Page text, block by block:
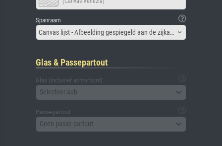
Spanraam
Canvas lijst - Afbeelding gespiegeld aan de zijkant
Glas & Passepartout
Glas (inclusief achterbord)
Selecteer aub
Passe-partout
Geen passe-partout